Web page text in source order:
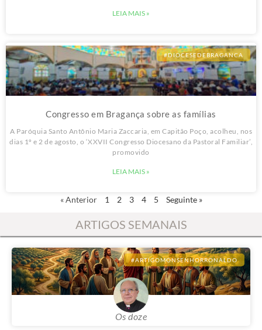
LEIA MAIS »
#DIOCESEDEBRAGANCA
Congresso em Bragança sobre as famílias
A Paróquia Santo Antônio Maria Zaccaria, em Capitão Poço, acolheu, nos
dias 1º e 2 de agosto, o ‘XXVII Congresso Diocesano da Pastoral Familiar’,
promovido
LEIA MAIS »
« Anterior 1 2 3 4 5 Seguinte »
ARTIGOS SEMANAIS
#ARTIGOMONSENHORRONALDO
Os doze